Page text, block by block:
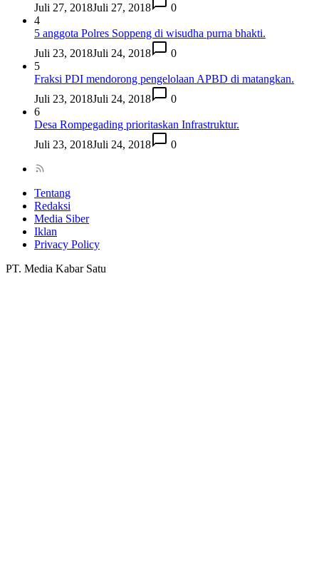
Juli 27, 2018Juli 27, 2018
0
4
5 anggota Polres Soppeng di wisudha purna bhakti.
Juli 23, 2018Juli 24, 2018
0
5
Fraksi PDI mendorong pengelolaan APBD di matangkan.
Juli 23, 2018Juli 24, 2018
0
6
Desa Rompegading prioritaskan Infrastruktur.
Juli 23, 2018Juli 24, 2018 0
Tentang
Redaksi
Media Siber
Iklan
Privacy Policy
PT. Media Kabar Satu